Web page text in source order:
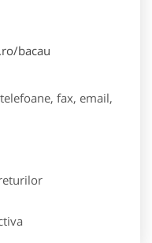
bacau
fax, email,